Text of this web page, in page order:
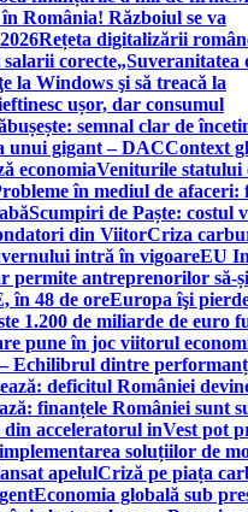
România! Războiul se va
Rețeta digitalizării
corecte„Suveranitatea
la Windows şi să treacă la
ușor, dar consumul
semnal clar de
unui gigant – DACContext
economiaVeniturile statului
în mediul de afaceri:
Scumpiri de Paște: costul
din ViitorCriza
intră în vigoareEU
permite antreprenorilor să-
în 48 de oreEuropa îşi
1.200 de miliarde de euro
pune în joc viitorul
Echilibrul dintre
deficitul României
finanțele României sunt
acceleratorul inVest pot
soluțiilor de
apelulCriză pe piața
Economia globală sub